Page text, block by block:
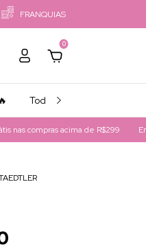
FRANQUIAS
0
Todos os Produtos
compras acima de R$299